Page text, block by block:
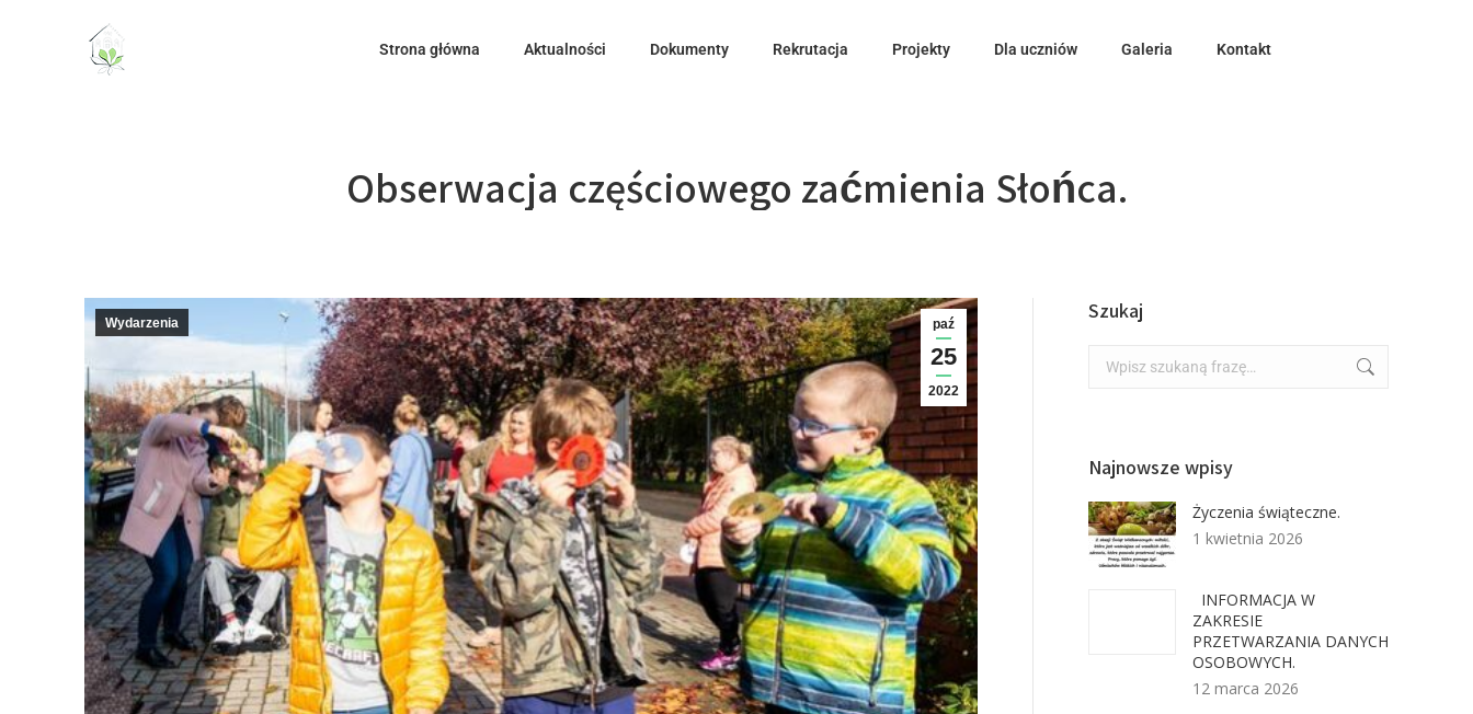
Strona główna Aktualności Dokumenty Rekrutacja Projekty Dla uczniów Galeria Kontakt
Obserwacja częściowego zaćmienia Słońca.
paź
25
2022
Wydarzenia Szukaj
Najnowsze wpisy
Życzenia świąteczne.
1 kwietnia 2026
INFORMACJA W
ZAKRESIE
PRZETWARZANIA DANYCH
OSOBOWYCH.
12 marca 2026